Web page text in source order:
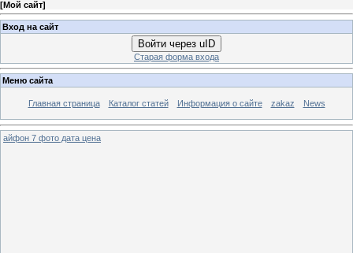
[Мой сайт]
Вход на сайт
Войти через uID
Старая форма входа
Меню сайта
Главная страница Каталог статей Информация о сайте zakaz News
айфон 7 фото дата цена